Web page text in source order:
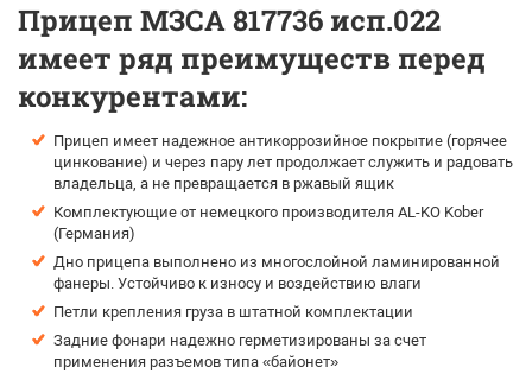
Прицеп МЗСА 817736 исп.022
имеет ряд преимуществ перед
конкурентами:
Прицеп имеет надежное антикоррозийное покрытие (горячее
цинкование) и через пару лет продолжает служить и радовать
владельца, а не превращается в ржавый ящик
Комплектующие от немецкого производителя AL-KO Kober
(Германия)
Дно прицепа выполнено из многослойной ламинированной
фанеры. Устойчиво к износу и воздействию влаги
Петли крепления груза в штатной комплектации
Задние фонари надежно герметизированы за счет
применения разъемов типа «байонет»